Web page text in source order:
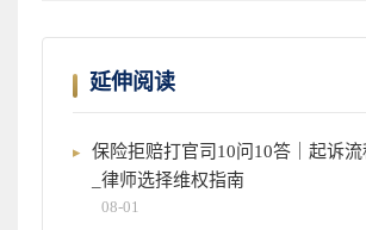
延伸阅读
保险拒赔打官司10问10答｜起诉
_律师选择维权指南
08-01